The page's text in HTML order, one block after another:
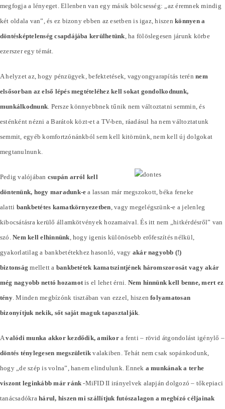
megfogja a lényeget. Ellenben van egy másik bölcsesség: „az éremnek mindig
két oldala van”, és ez bizony ebben az esetben is igaz, hiszenkönnyen a
döntésképtelenség csapdájába kerülhetünk, ha fölöslegesen járunk körbe
ezerszer egy témát.
A helyzet az, hogy pénzügyek, befektetések, vagyongyarapítás terénnem
elsősorban az első lépés megtételéhez kell sokat gondolkodnunk,
munkálkodnunk. Persze könnyebbnek tűnik nem változtatni semmin, és
esténként nézni a Barátok közt-et a TV-ben, ráadásul ha nem változtatunk
semmit, egyéb komfortzónánkból sem kell kitörnünk, nem kell új dolgokat
megtanulnunk.
Pedig valójában csupán arról kell
döntenünk, hogy maradunk-e a lassan már megszokott, béka feneke
alatti bankbetétes kamatkörnyezetben, vagy megelégszünk-e a jelenleg
kibocsátásra kerülő államkötvények hozamaival. És itt nem „hitkérdésről” van
szó.Nem kell elhinnünk, hogy igenis különösebb erőfeszítés nélkül,
gyakorlatilag a bankbetétekhez hasonló, vagy akár nagyobb (!)
biztonság mellett a bankbetétek kamatszintjének háromszorosát vagy akár
még nagyobb nettó hozamotis el lehet érni. Nem hinnünk kell benne, mert ez
tény. Minden megbízónk tisztában van ezzel, hiszenfolyamatosan
bizonyítjuk nekik, sőt saját maguk tapasztalják.
Avalódi munka akkor kezdődik, amikora fenti – rövid átgondolást igénylő –
döntés ténylegesen megszületik valakiben. Tehát nem csak sopánkodunk,
hogy „de szép is volna”, hanem elindulunk. Ennek a munkának a terhe
viszont leginkább már ránk -MiFID II irányelvek alapján dolgozó – tőkepiaci
tanácsadókrahárul, hiszen mi szállítjuk futószalagon a megbízó céljainak